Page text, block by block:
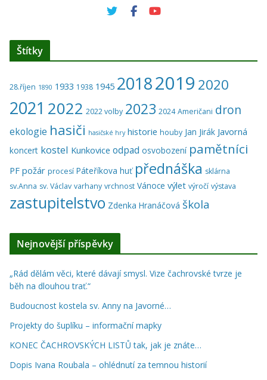
Štítky
28.říjen 1890 1933 1938 1945 20182019 2020
2021 2022 2022 volby 2023 2024 Američani dron
ekologie hasiči hasičské hry historie houby Jan Jirák Javorná
koncert kostel Kunkovice odpad osvobození pamětníci
PF požár procesí Páteříkova huť přednáška sklárna
sv.Anna sv. Václav varhany vrchnost Vánoce výlet výročí výstava
zastupitelstvo Zdenka Hranáčová škola
Nejnovější příspěvky
„Rád dělám věci, které dávají smysl. Vize čachrovské tvrze je
běh na dlouhou trať.“
Budoucnost kostela sv. Anny na Javorné…
Projekty do šuplíku – informační mapky
KONEC ČACHROVSKÝCH LISTŮ tak, jak je znáte…
Dopis Ivana Roubala – ohlédnutí za temnou historií